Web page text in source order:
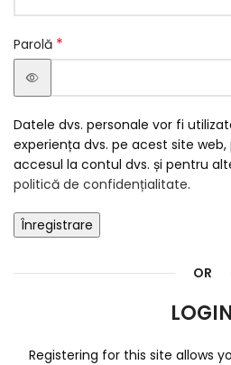
Parolă *
Datele dvs. personale vor fi
experiența dvs. pe acest site
accesul la contul dvs. și pentru
politică de confidențialitate.
Înregistrare
OR
Registering for this site allows